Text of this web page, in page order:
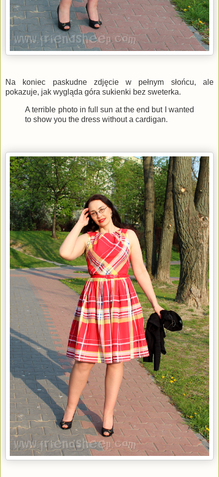
Na koniec paskudne zdjęcie w pełnym słońcu, ale
pokazuje, jak wygląda góra sukienki bez sweterka.
A terrible photo in full sun at the end but I wanted
to show you the dress without a cardigan.